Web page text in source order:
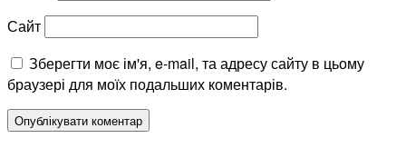
Сайт
Зберегти моє ім'я, e-mail, та адресу сайту в цьому
браузері для моїх подальших коментарів.